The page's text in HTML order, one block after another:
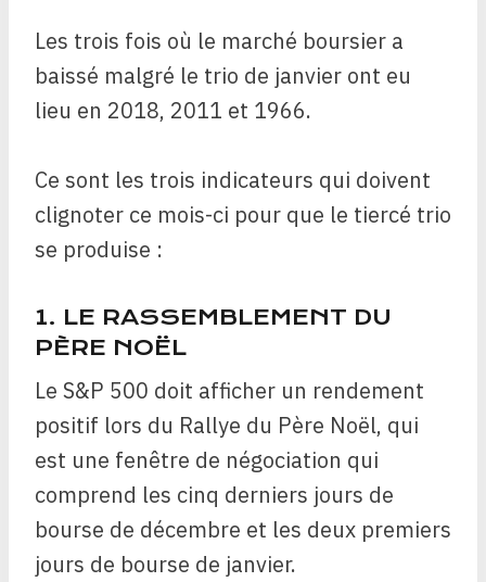
Les trois fois où le marché boursier a
baissé malgré le trio de janvier ont eu
lieu en 2018, 2011 et 1966.
Ce sont les trois indicateurs qui doivent
clignoter ce mois-ci pour que le tiercé trio
se produise :
1. LE RASSEMBLEMENT DU
PÈRE NOËL
Le S&P 500 doit afficher un rendement
positif lors du Rallye du Père Noël, qui
est une fenêtre de négociation qui
comprend les cinq derniers jours de
bourse de décembre et les deux premiers
jours de bourse de janvier.